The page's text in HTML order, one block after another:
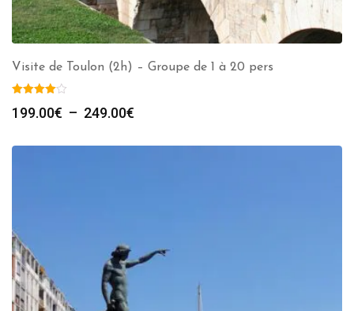
Visite de Toulon (2h) – Groupe de 1 à 20 pers
199.00€ – 249.00€
prix :